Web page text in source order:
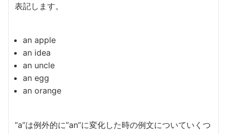
表記します。
an apple
an idea
an uncle
an egg
an orange
“a”は例外的に”an”に変化した時の例文についていくつ